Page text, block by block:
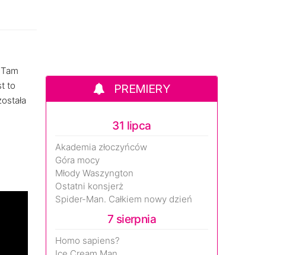
to
PREMIERY
31 lipca
Akademia złoczyńców
Góra mocy
Młody Waszyngton
Ostatni konsjerż
Spider-Man. Całkiem nowy dzień
7 sierpnia
Homo sapiens?